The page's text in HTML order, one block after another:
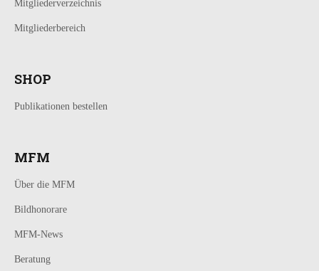
Mitgliederverzeichnis
Mitgliederbereich
SHOP
Publikationen bestellen
MFM
Über die MFM
Bildhonorare
MFM-News
Beratung